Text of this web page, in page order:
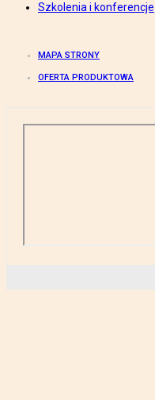
Szkolenia i konferencje
MAPA STRONY
OFERTA PRODUKTOWA